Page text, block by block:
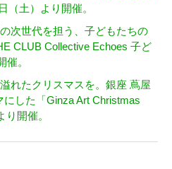
（土）より開催。
次世代を担う、子どもたちの
CLUB Collective Echoes 子ど
。
れたクリスマスを。銀座 蔦屋
にした「Ginza Art Christmas
開催。